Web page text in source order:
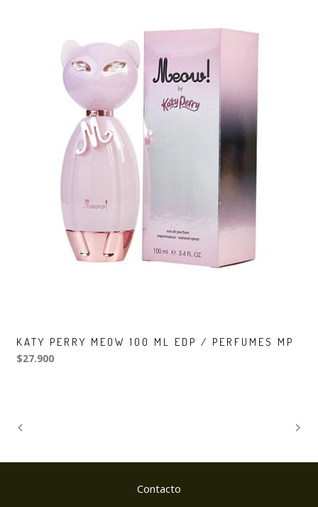
KATY PERRY MEOW 100 ML EDP / PERFUMES MP
$27.900
Contacto